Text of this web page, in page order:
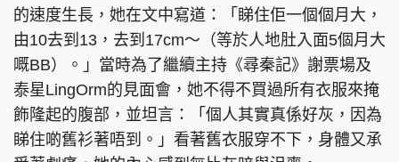
頭條搵工 EDUPLUS
關於我們
聯絡我們
使用條款
版權及免責聲明
的速度生長，她在文中寫道：「睇住佢一個個月大，
由10去到13，去到17cm～（等於人地肚入面5個月大
嘅BB）。」當時為了繼續主持《尋秦記》謝票場及
泰星LingOrm的見面會，她不得不買過所有衣服來掩
飾隆起的腹部，並坦言：「個人其實真係好灰，因為
睇住啲舊衫著唔到。」看著舊衣服穿不下，身體又承